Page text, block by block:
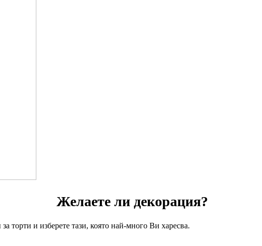
Желаете ли декорация?
торти и изберете тази, която най-много Ви харесва.